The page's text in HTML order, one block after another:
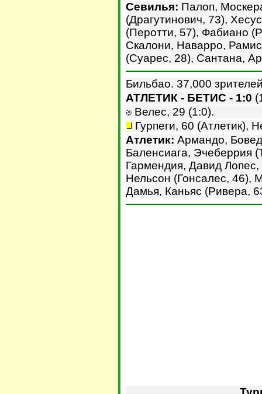
Севилья: Палоп,
(Драгутинович, 73),
(Перотти, 57), Фабиано
Скалони, Наварро,
(Суарес, 28), Сантана,
Бильбао. 37,000
АТЛЕТИК - БЕТИС - 1:0
Велес, 29 (1:0).
Гурпеги, 60 (Атлетик),
Атлетик: Армандо,
Баленсиага, Эчеберрия
Гармендия, Давид
Нельсон (Гонсалес, 46),
Дамья, Каньяс (Ривера,